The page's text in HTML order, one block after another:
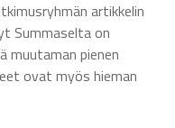
artikkelin
Summaselta on
muutaman pienen
ovat myös hieman